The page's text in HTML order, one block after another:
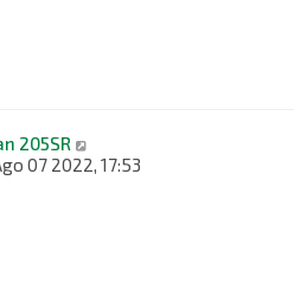
205SR
07 2022, 17:53